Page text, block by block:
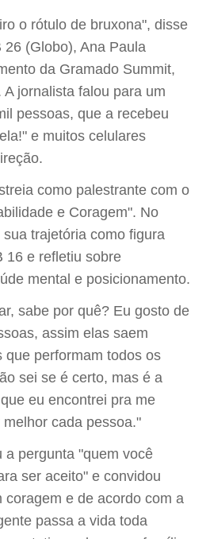
o rótulo de bruxona", disse
(Globo), Ana Paula
da Gramado Summit,
jornalista falou para um
pessoas, que a recebeu
e muitos celulares
como palestrante com o
e Coragem". No
trajetória como figura
16 e refletiu sobre
mental e posicionamento.
sabe por quê? Eu gosto de
assim elas saem
que performam todos os
sei se é certo, mas é a
eu encontrei pra me
cada pessoa."
a pergunta "quem você
ser aceito" e convidou
coragem e de acordo com a
passa a vida toda